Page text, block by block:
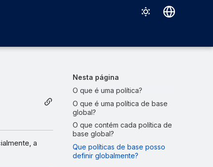
Français
Italiano
日本語
Português (Brasil)
Nesta página
O que é uma política?
O que é uma política de base
global?
O que contém cada política de
base global?
Que políticas de base posso
definir globalmente?
a